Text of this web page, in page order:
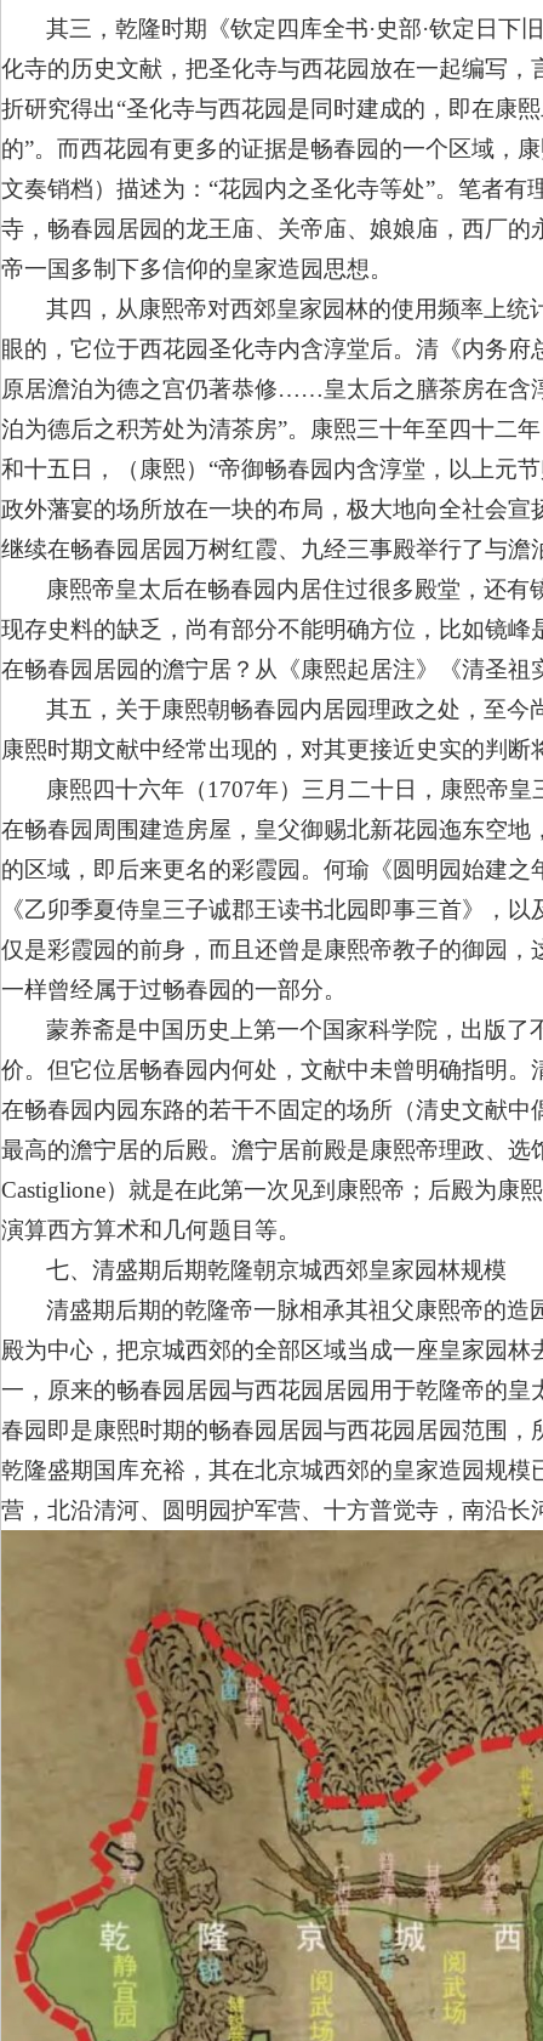
其三，乾隆时期《钦定四库全书·史部·钦定日下
化寺的历史文献，把圣化寺与西花园放在一起编写
折研究得出“圣化寺与西花园是同时建成的，即在康
的”。而西花园有更多的证据是畅春园的一个区域，
文奏销档）描述为：“花园内之圣化寺等处”。笔者
寺，畅春园居园的龙王庙、关帝庙、娘娘庙，西厂
帝一国多制下多信仰的皇家造园思想。
其四，从康熙帝对西郊皇家园林的使用频率上
眼的，它位于西花园圣化寺内含淳堂后。清《内务
原居澹泊为德之宫仍著恭修……皇太后之膳茶房在
泊为德后之积芳处为清茶房”。康熙三十年至四十二
和十五日，（康熙）“帝御畅春园内含淳堂，以上元
政外藩宴的场所放在一块的布局，极大地向全社会
继续在畅春园居园万树红霞、九经三事殿举行了与
康熙帝皇太后在畅春园内居住过很多殿堂，还
现存史料的缺乏，尚有部分不能明确方位，比如镜
在畅春园居园的澹宁居？从《康熙起居注》《清圣
其五，关于康熙朝畅春园内居园理政之处，至
康熙时期文献中经常出现的，对其更接近史实的判
康熙四十六年（1707年）三月二十日，康熙帝
在畅春园周围建造房屋，皇父御赐北新花园迤东空
的区域，即后来更名的彩霞园。何瑜《圆明园始建
《乙卯季夏侍皇三子诚郡王读书北园即事三首》，
仅是彩霞园的前身，而且还曾是康熙帝教子的御园
一样曾经属于过畅春园的一部分。
蒙养斋是中国历史上第一个国家科学院，出版
价。但它位居畅春园内何处，文献中未曾明确指明
在畅春园内园东路的若干不固定的场所（清史文献
最高的澹宁居的后殿。澹宁居前殿是康熙帝理政、选
Castiglione）就是在此第一次见到康熙帝；后殿为康
演算西方算术和几何题目等。
七、清盛期后期乾隆朝京城西郊皇家园林规模
清盛期后期的乾隆帝一脉相承其祖父康熙帝的
殿为中心，把京城西郊的全部区域当成一座皇家园
一，原来的畅春园居园与西花园居园用于乾隆帝的
春园即是康熙时期的畅春园居园与西花园居园范围
乾隆盛期国库充裕，其在北京城西郊的皇家造园规
营，北沿清河、圆明园护军营、十方普觉寺，南沿